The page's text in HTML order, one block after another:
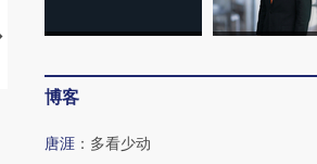
【推广】走进第四届链博
有意思的生活方式·第三对
博客
唐涯 ： 多看少动